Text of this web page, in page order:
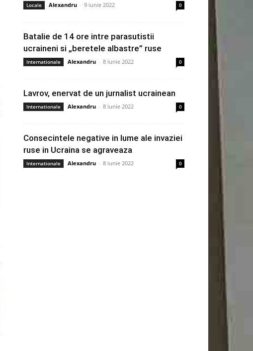
Locale Alexandru - 9 iunie 2022 0
Batalie de 14 ore intre parasutistii
ucraineni si „beretele albastre” ruse
Internationale Alexandru - 8 iunie 2022 0
Lavrov, enervat de un jurnalist ucrainean
Internationale Alexandru - 8 iunie 2022 0
Consecintele negative in lume ale invaziei
ruse in Ucraina se agraveaza
Internationale Alexandru - 8 iunie 2022 0